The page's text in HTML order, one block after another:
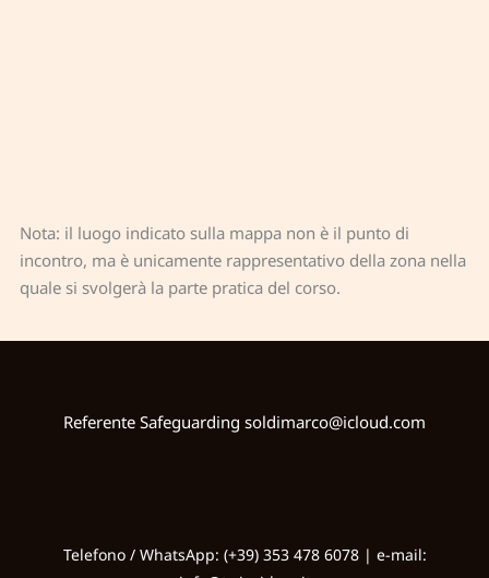
Nota: il luogo indicato sulla mappa non è il punto di
incontro, ma è unicamente rappresentativo della zona nella
quale si svolgerà la parte pratica del corso.
Referente Safeguarding soldimarco@icloud.com
Telefono / WhatsApp: (+39) 353 478 6078 | e-mail: